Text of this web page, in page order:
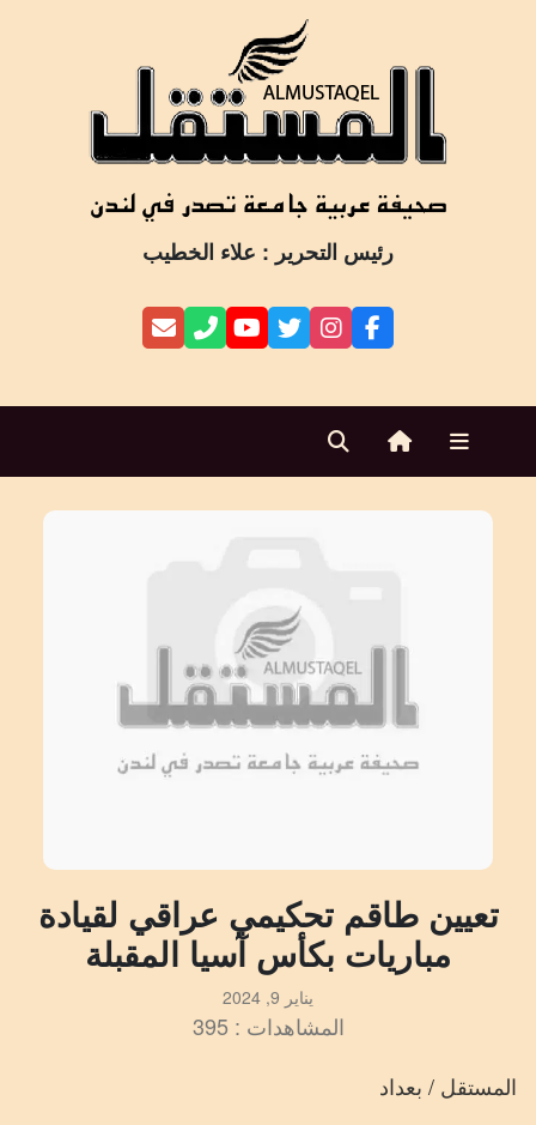
رئيس التحرير : علاء الخطيب
تعيين طاقم تحكيمي عراقي لقيادة
مباريات بكأس آسيا المقبلة
يناير 9, 2024
المشاهدات : 395
المستقل / بعداد